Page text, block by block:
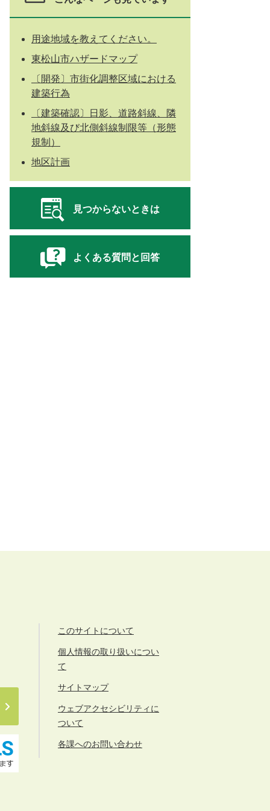
用途地域を教えてください。
東松山市ハザードマップ
〔開発〕市街化調整区域における
建築行為
〔建築確認〕日影、道路斜線、隣
地斜線及び北側斜線制限等（形態
規制）
地区計画
見つからないときは
よくある質問と回答
このサイトについて
個人情報の取り扱いについ
て
サイトマップ
ウェブアクセシビリティに
ついて
各課へのお問い合わせ